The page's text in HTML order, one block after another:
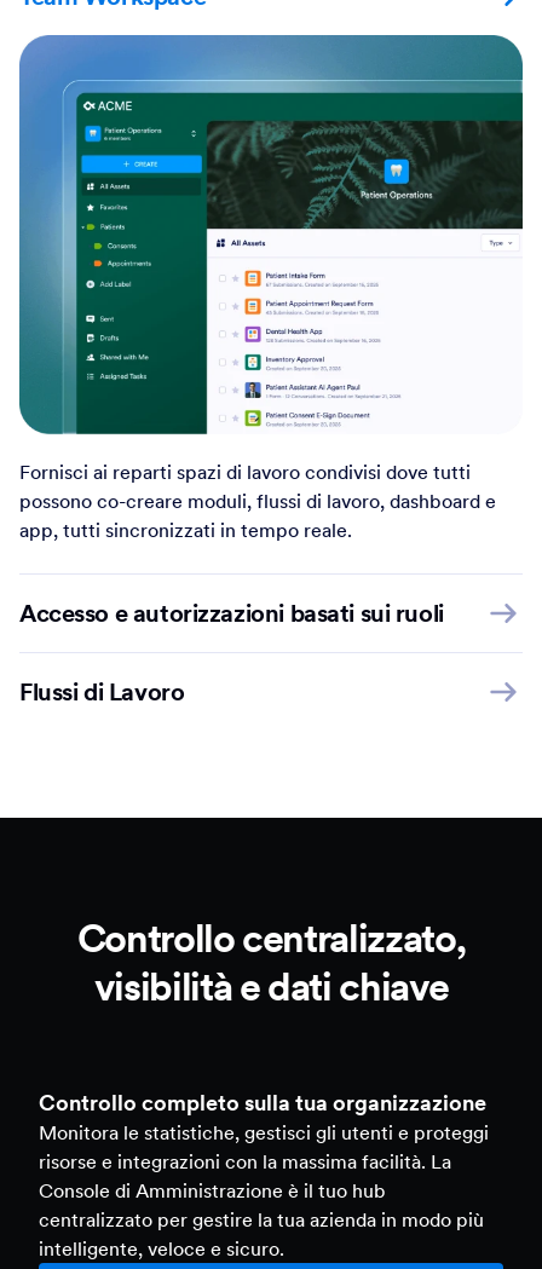
Fornisci ai reparti spazi di lavoro condivisi dove tutti
possono co-creare moduli, flussi di lavoro, dashboard e
app, tutti sincronizzati in tempo reale.
Accesso e autorizzazioni basati sui ruoli
Flussi di Lavoro
Controllo centralizzato,
visibilità e dati chiave
Controllo completo sulla tua organizzazione
Monitora le statistiche, gestisci gli utenti e proteggi
risorse e integrazioni con la massima facilità. La
Console di Amministrazione è il tuo hub
centralizzato per gestire la tua azienda in modo più
intelligente, veloce e sicuro.